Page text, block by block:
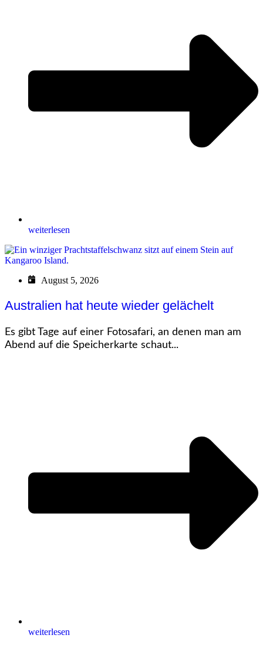
weiterlesen
August 5, 2026
Australien hat heute wieder gelächelt
Es gibt Tage auf einer Fotosafari, an denen man am
Abend auf die Speicherkarte schaut...
weiterlesen